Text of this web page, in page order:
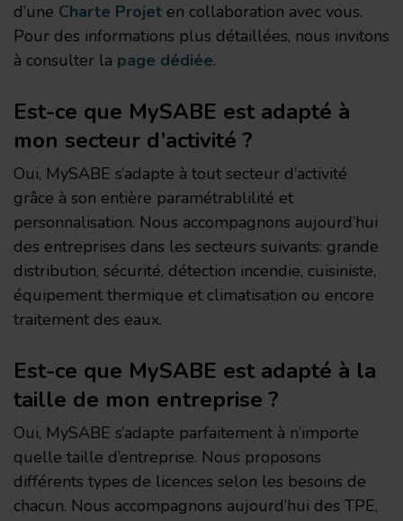
d’une Charte Projet en collaboration avec vous.
Pour des informations plus détaillées, nous invitons
à consulter la page dédiée.
Est-ce que MySABE est adapté à
mon secteur d’activité ?
Oui, MySABE s’adapte à tout secteur d’activité
grâce à son entière paramétrablilité et
personnalisation. Nous accompagnons aujourd’hui
des entreprises dans les secteurs suivants: grande
distribution, sécurité, détection incendie, cuisiniste,
équipement thermique et climatisation ou encore
traitement des eaux.
Est-ce que MySABE est adapté à la
taille de mon entreprise ?
Oui, MySABE s’adapte parfaitement à n’importe
quelle taille d’entreprise. Nous proposons
différents types de licences selon les besoins de
chacun. Nous accompagnons aujourd’hui des TPE,